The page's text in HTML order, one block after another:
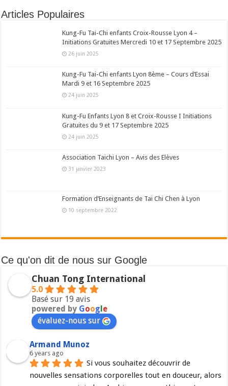
Articles Populaires
Kung-Fu Tai-Chi enfants Croix-Rousse Lyon 4 –
Initiations Gratuites Mercredi 10 et 17 Septembre 2025
26 juin 2025
Kung-Fu Tai-Chi enfants Lyon 8ème – Cours d’Essai
Mardi 9 et 16 Septembre 2025
24 juin 2025
Kung-Fu Enfants Lyon 8 et Croix-Rousse I Initiations
Gratuites du 9 et 17 Septembre 2025
24 juin 2025
Association Taichi Lyon – Avis des Elèves
31 janvier 2023
Formation d’Enseignants de Tai Chi Chen à Lyon
10 septembre 2022
Ce qu'on dit de nous sur Google
Chuan Tong International
5.0
Basé sur 19 avis
powered by Google
évaluez-nous sur
Armand Munoz
6 years ago
Si vous souhaitez découvrir de
nouvelles sensations corporelles tout en douceur, alors